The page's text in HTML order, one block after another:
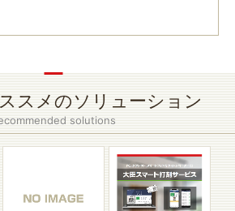
スメのソリューション
solutions